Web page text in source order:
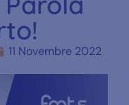
11 Novembre 2022